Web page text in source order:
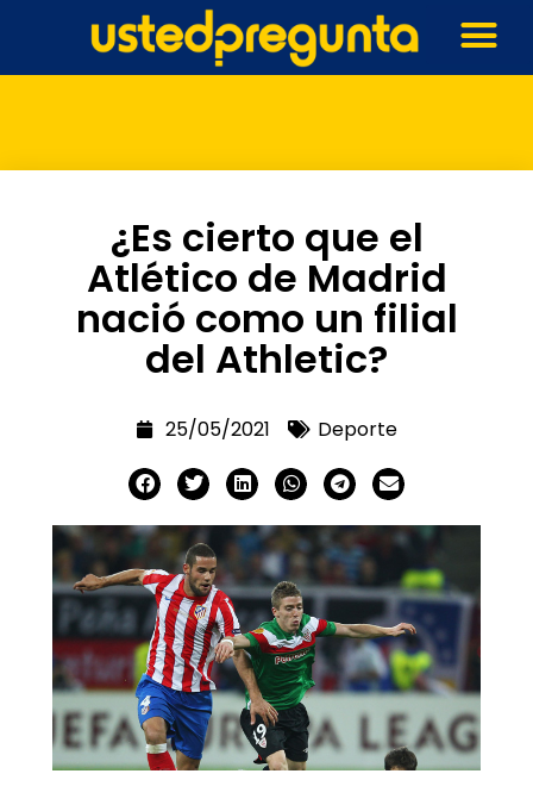
¿Es cierto que el
Atlético de Madrid
nació como un filial
del Athletic?
25/05/2021 Deporte